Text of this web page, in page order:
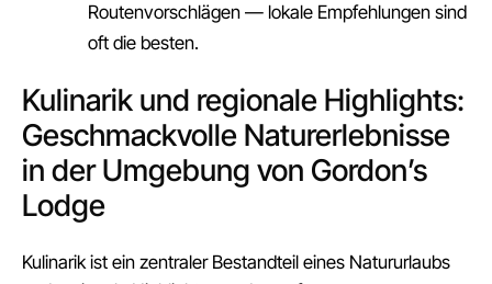
Routenvorschlägen — lokale Empfehlungen sind
oft die besten.
Kulinarik und regionale Highlights:
Geschmackvolle Naturerlebnisse
in der Umgebung von Gordon’s
Lodge
Kulinarik ist ein zentraler Bestandteil eines Natururlaubs